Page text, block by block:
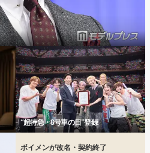
“超特急・8号車の日”登録
ボイメンが改名・契約終了